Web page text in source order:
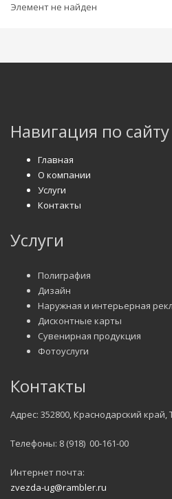
Элемент не найден
Навигация по сайту
Главная
О компании
Услуги
Контакты
Услуги
Полиграфия
Дизайн
Наружная и интерьерная
Дисконтные карты
Сувенирная продукция
Фотоуслуги
Контакты
Адрес: 352800, Краснодарский
Телефоны: 8 (918) 00-161-00
Интернет почта:
zvezda-ug@rambler.ru